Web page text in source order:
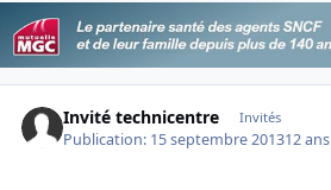
Invité technicentre Invités
Publication: 15 septembre 201312 ans